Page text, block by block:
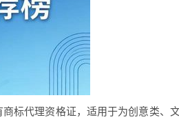
标代理资格证，适用于为创意类、